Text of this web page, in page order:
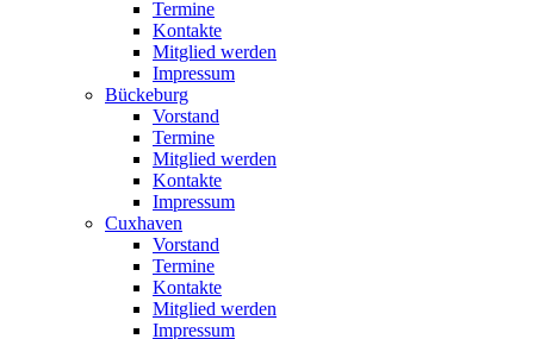
Termine
Kontakte
Mitglied werden
Impressum
Bückeburg
Vorstand
Termine
Mitglied werden
Kontakte
Impressum
Cuxhaven
Vorstand
Termine
Kontakte
Mitglied werden
Impressum